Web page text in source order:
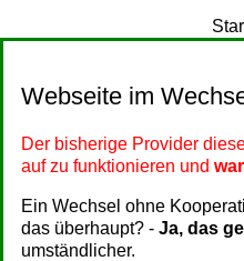
Webseite im
Der bisherige Provider
auf zu funktionieren und
Ein Wechsel ohne
das überhaupt? - Ja, das
umständlicher.